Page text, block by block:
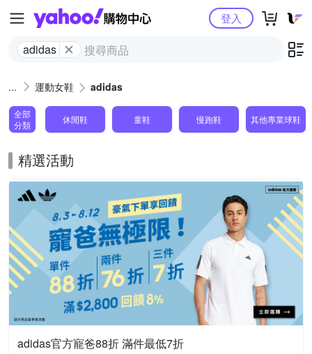
Yahoo購物中心
adidas
登入
運動女鞋 adidas
全部
分類
休閒鞋 童鞋 慢跑鞋 其他專業球鞋
精選活動
adidas官方寵爸88折 滿件最低7折